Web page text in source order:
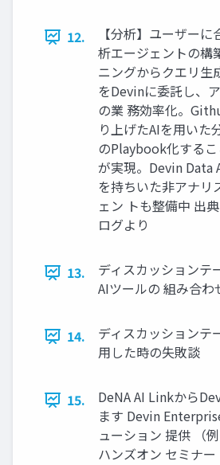
12.
【分析】ユーザー
析エージェントの構
ニングからクエリ生
をDevinに委託し、
の業 務効率化。
り上げたAIを用いた
のPlaybook化する
が実現。Devin Data
を持ちいた非アナリ
ェン トも整備中 出
ログより
13.
ディスカッションテ
AIツールの 組み合わ
14.
ディスカッションテ
用した時の失敗談
15.
DeNA AI Linkから
ます Devin
ューション 提供 （
ハンズオン セミナー